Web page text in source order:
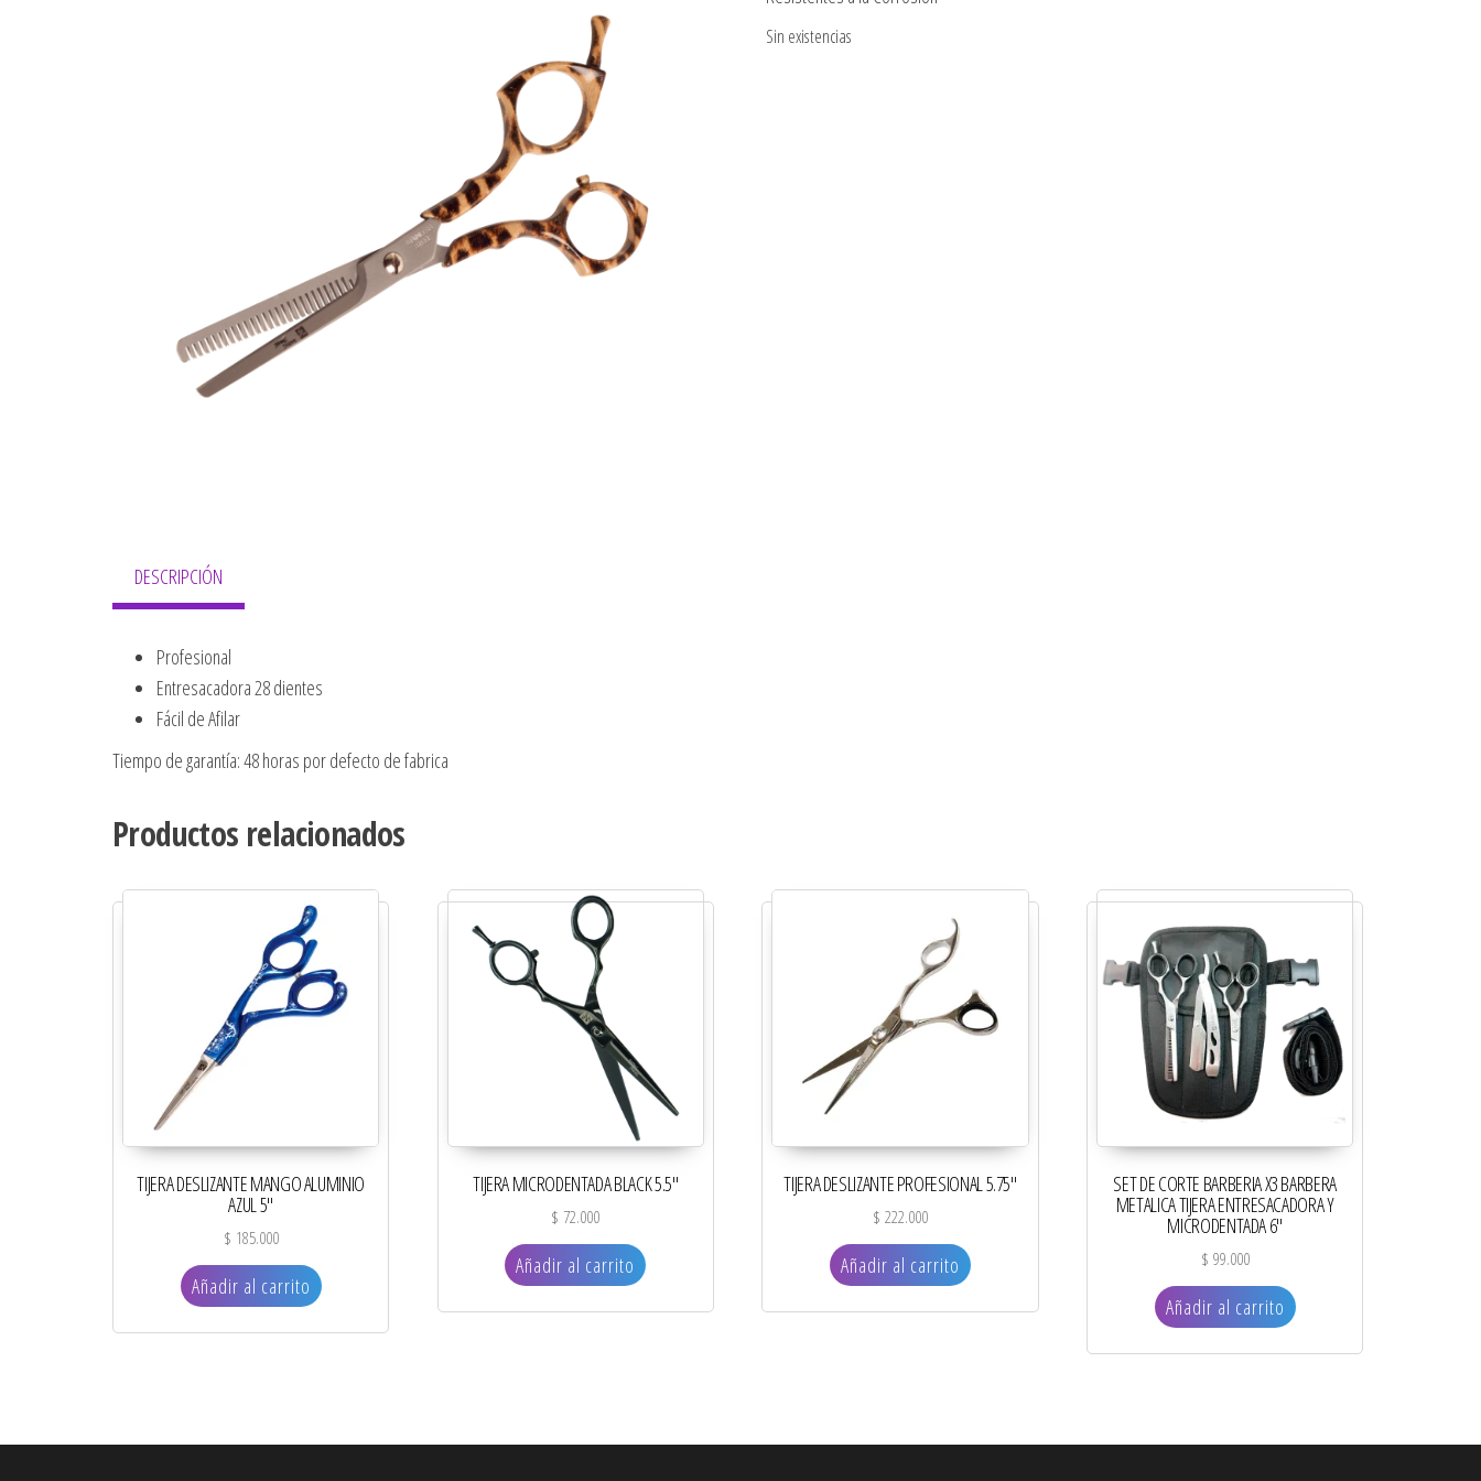
Sin existencias
DESCRIPCIÓN
Profesional
Entresacadora 28 dientes
Fácil de Afilar
Tiempo de garantía: 48 horas por defecto de fabrica
Productos relacionados
TIJERA DESLIZANTE MANGO ALUMINIO
AZUL 5″
$ 185.000
Añadir al carrito
TIJERA MICRODENTADA BLACK 5.5″
$ 72.000
Añadir al carrito
TIJERA DESLIZANTE PROFESIONAL 5.75″
$ 222.000
Añadir al carrito
SET DE CORTE BARBERIA X3 BARBERA
METALICA TIJERA ENTRESACADORA Y
MICRODENTADA 6″
$ 99.000
Añadir al carrito